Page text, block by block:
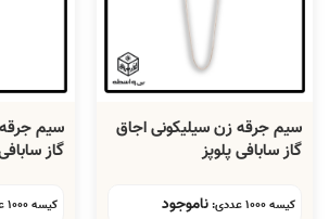
سیم جرقه زن سیلیکونی اجاق
گاز سابافی پلوپز
کیسه 1000 عددی: ناموجود
سیم
گاز
کیسه 1000 عددی: